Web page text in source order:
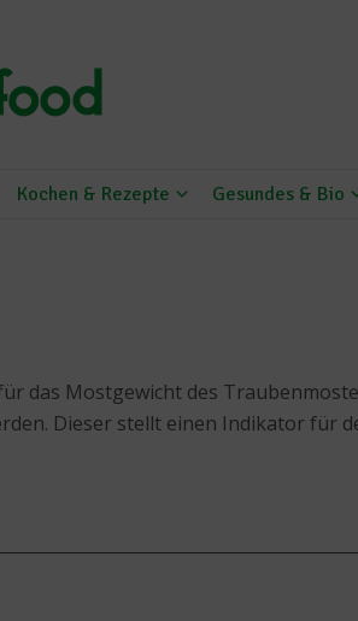
Kochen & Rezepte Gesundes & Bio
das Mostgewicht des
Dieser stellt einen Indikator für